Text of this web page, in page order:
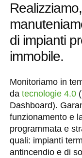
di impianti
immobile.
Monitoriamo in
da tecnologie 4.0
Dashboard).
funzionamento e
programmata e
quali: impianti
antincendio e di